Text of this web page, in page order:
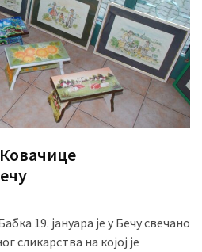
19. јануара је у Бечу свечано
сликарства на којој је